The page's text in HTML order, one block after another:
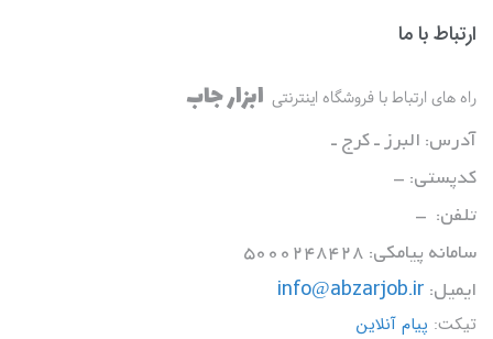
ارتباط با ما
راه های ارتباط با فروشگاه اینترنتی ابزار جاب
آدرس: البرز ـ کرج ـ
کدپستی: -
تلفن: -
سامانه پیامکی: 5000248428
ایمیل: info@abzarjob.ir
تیکت: پیام آنلاین